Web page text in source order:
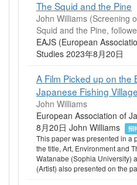
The Squid and the Pine
John Williams (Screening
Squid and the Pine,
EAJS (European
Studies 2023年8月20日
A Film Picked up on the
Japanese Fishing
John Williams
European Association of
8月20日 John Williams
招
This paper was presented in a
the title, Art, Environment and
Watanabe (Sophia University)
(Artist) also presented on the